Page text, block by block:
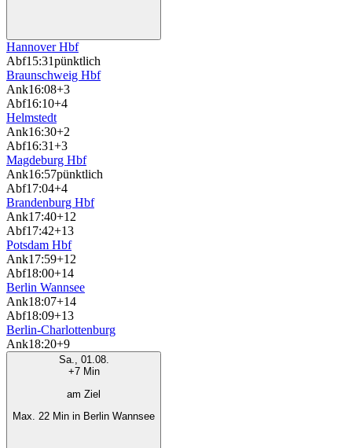
Hannover Hbf
Abf15:31pünktlich
Braunschweig Hbf
Ank16:08+3
Abf16:10+4
Helmstedt
Ank16:30+2
Abf16:31+3
Magdeburg Hbf
Ank16:57pünktlich
Abf17:04+4
Brandenburg Hbf
Ank17:40+12
Abf17:42+13
Potsdam Hbf
Ank17:59+12
Abf18:00+14
Berlin Wannsee
Ank18:07+14
Abf18:09+13
Berlin-Charlottenburg
Ank18:20+9
Sa., 01.08.
+7 Min
am Ziel
Max. 22 Min in Berlin Wannsee